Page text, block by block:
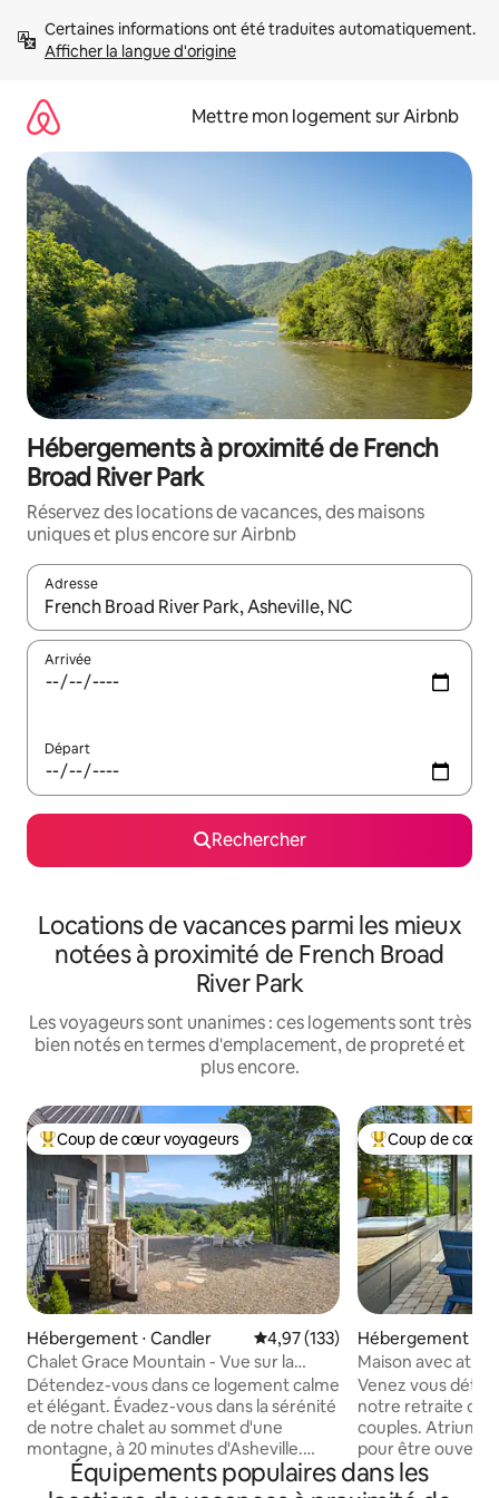
directement
Afficher la langue d'origine
Mettre mon logement sur Airbnb
Hébergements à proximité de French
Broad River Park
Réservez des locations de vacances, des maisons
uniques et plus encore sur Airbnb
Adresse
Lorsque les résultats s'affichent, utilisez les flèches vers le
Arrivée
Départ
Rechercher
Locations de vacances parmi les mieux
notées à proximité de French Broad
River Park
Les voyageurs sont unanimes : ces logements sont très
bien notés en termes d'emplacement, de propreté et
plus encore.
Coups de cœur voyageurs les plus appréciés
Coup de cœur voyageurs
Hébergement ⋅ Candler Évaluation moyenne sur la
4,97 (133)
Chalet Grace Mountain - Vue sur la
montagne / Paisible et privé
Détendez-vous dans ce logement calme
et élégant. Évadez-vous dans la sérénité
de notre chalet au sommet d'une
montagne, à 20 minutes d'Asheville.
Profitez de vues panoramiques sur les
montagnes depuis tous les coins de
Coups de cœur
Coup de cœur
Hébergement ⋅
Maison avec
Venez vous
notre retraite de
couples. Atrium
pour être
environnement
vous permettant
Équipements populaires dans les